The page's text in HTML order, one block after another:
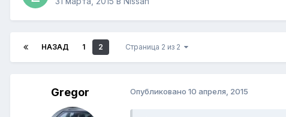
НАЗАД 1 2 Страница 2 из 2
Gregor Опубликовано 10 апреля, 2015